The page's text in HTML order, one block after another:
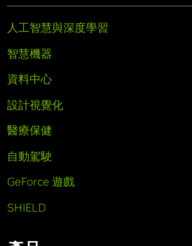
人工智慧與深度學習
智慧機器
資料中心
設計視覺化
醫療保健
自動駕駛
GeForce 遊戲
SHIELD